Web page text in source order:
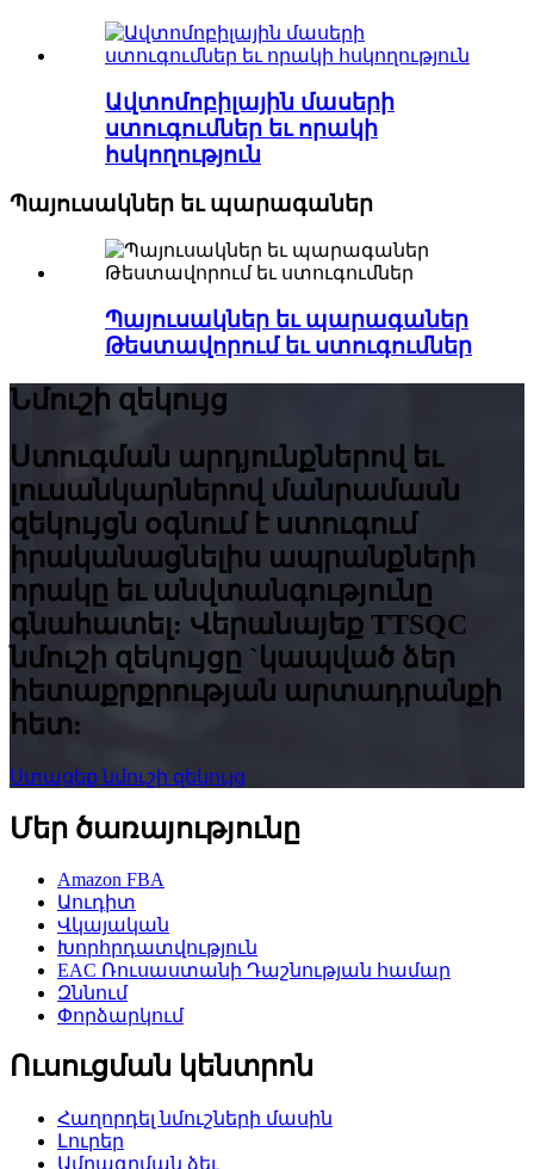
Ավտոմոբիլային մասերի
ստուգումներ եւ որակի
հսկողություն
Պայուսակներ եւ պարագաներ
Պայուսակներ եւ պարագաներ
Թեստավորում եւ ստուգումներ
Նմուշի զեկույց
Ստուգման արդյունքներով եւ
լուսանկարներով մանրամասն
զեկույցն օգնում է ստուգում
իրականացնելիս ապրանքների
որակը եւ անվտանգությունը
գնահատել: Վերանայեք TTSQC
նմուշի զեկույցը `կապված ձեր
հետաքրքրության արտադրանքի
հետ:
Ստացեք նմուշի զեկույց
Մեր ծառայությունը
Amazon FBA
Աուդիտ
Վկայական
Խորհրդատվություն
EAC Ռուսաստանի Դաշնության համար
Զննում
Փորձարկում
Ուսուցման կենտրոն
Հաղորդել նմուշների մասին
Լուրեր
Ամրագրման ձեւ